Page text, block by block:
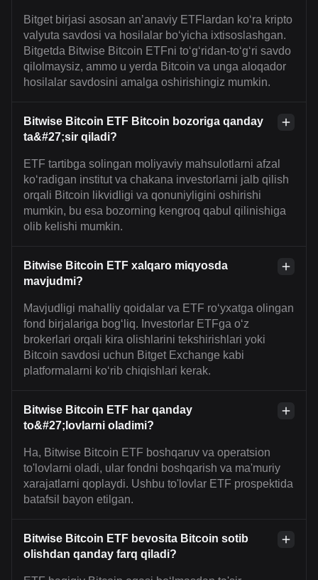
Bitget birjasi asosan anʼanaviy ETFlardan ko‘ra kripto
valyuta savdosi va hosilalar bo‘yicha ixtisoslashgan.
Bitgetda Bitwise Bitcoin ETFni to‘g‘ridan-to‘g‘ri savdo
qilolmaysiz, ammo u yerda Bitcoin va unga aloqador
hosilalar savdosini amalga oshirishingiz mumkin.
Bitwise Bitcoin ETF Bitcoin bozoriga qanday
ta&#27;sir qiladi?
ETF tartibga solingan moliyaviy mahsulotlarni afzal
ko‘radigan institut va chakana investorlarni jalb qilish
orqali Bitcoin likvidligi va qonuniyligini oshirishi
mumkin, bu esa bozorning kengroq qabul qilinishiga
olib kelishi mumkin.
Bitwise Bitcoin ETF xalqaro miqyosda
mavjudmi?
Mavjudligi mahalliy qoidalar va ETF ro‘yxatga olingan
fond birjalariga bog‘liq. Investorlar ETFga o‘z
brokerlari orqali kira olishlarini tekshirishlari yoki
Bitcoin savdosi uchun Bitget Exchange kabi
platformalarni ko‘rib chiqishlari kerak.
Bitwise Bitcoin ETF har qanday
to&#27;lovlarni oladimi?
Ha, Bitwise Bitcoin ETF boshqaruv va operatsion
to'lovlarni oladi, ular fondni boshqarish va ma'muriy
xarajatlarni qoplaydi. Ushbu to'lovlar ETF prospektida
batafsil bayon etilgan.
Bitwise Bitcoin ETF bevosita Bitcoin sotib
olishdan qanday farq qiladi?